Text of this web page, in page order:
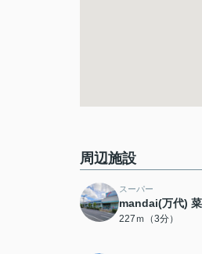
周辺施設
スーパー
mandai(万代)
227ｍ（3分）